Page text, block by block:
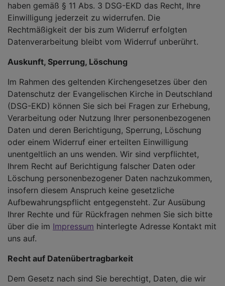
haben gemäß § 11 Abs. 3 DSG-EKD das Recht, Ihre
Einwilligung jederzeit zu widerrufen. Die
Rechtmäßigkeit der bis zum Widerruf erfolgten
Datenverarbeitung bleibt vom Widerruf unberührt.
Auskunft, Sperrung, Löschung
Im Rahmen des geltenden Kirchengesetzes über den
Datenschutz der Evangelischen Kirche in Deutschland
(DSG-EKD) können Sie sich bei Fragen zur Erhebung,
Verarbeitung oder Nutzung Ihrer personenbezogenen
Daten und deren Berichtigung, Sperrung, Löschung
oder einem Widerruf einer erteilten Einwilligung
unentgeltlich an uns wenden. Wir sind verpflichtet,
Ihrem Recht auf Berichtigung falscher Daten oder
Löschung personenbezogener Daten nachzukommen,
insofern diesem Anspruch keine gesetzliche
Aufbewahrungspflicht entgegensteht. Zur Ausübung
Ihrer Rechte und für Rückfragen nehmen Sie sich bitte
über die im Impressum hinterlegte Adresse Kontakt mit
uns auf.
Recht auf Datenübertragbarkeit
Dem Gesetz nach sind Sie berechtigt, Daten, die wir